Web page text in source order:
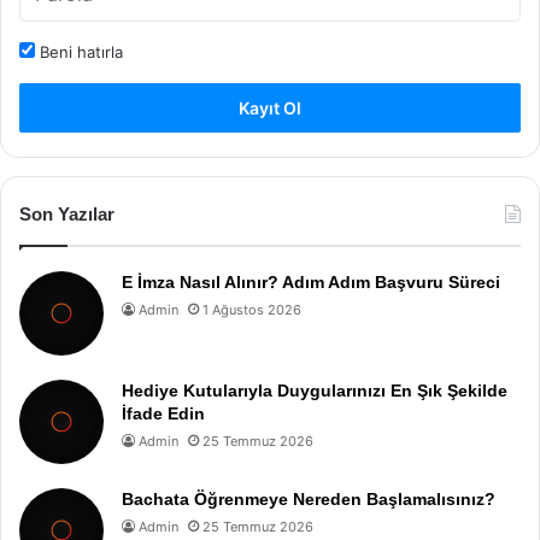
Beni hatırla
Kayıt Ol
Son Yazılar
E İmza Nasıl Alınır? Adım Adım Başvuru Süreci
Admin 1 Ağustos 2026
Hediye Kutularıyla Duygularınızı En Şık Şekilde
İfade Edin
Admin 25 Temmuz 2026
Bachata Öğrenmeye Nereden Başlamalısınız?
Admin 25 Temmuz 2026